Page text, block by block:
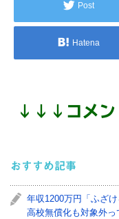
Post
Hatena
↓ ↓ ↓ コメ
おすすめ記事
年収1200万円「ふざ
高校無償化も対象外っ